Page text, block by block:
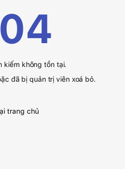
kiếm không tồn tại.
đã bị quản trị viên xoá bỏ.
trang chủ